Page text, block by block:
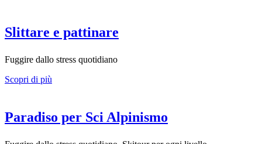
Slittare e pattinare
Fuggire dallo stress quotidiano
Scopri di più
Paradiso per Sci Alpinismo